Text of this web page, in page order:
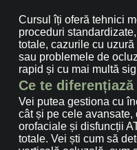
Cursul îți oferă tehnici
proceduri
totale, cazurile cu
sau problemele de
rapid și cu mai multă
Ce te
Vei putea gestiona cu
cât și pe cele
orofaciale și disfuncții
totale. Vei ști cum să